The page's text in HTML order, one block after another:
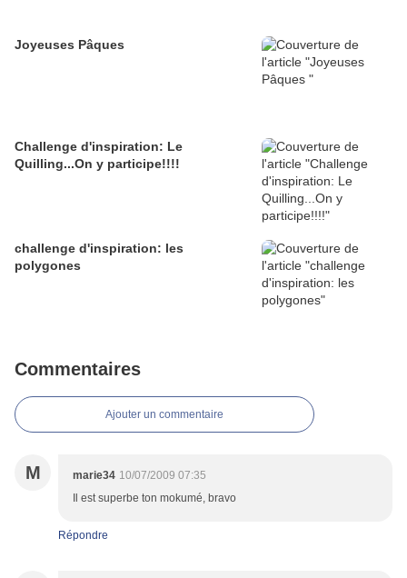
Joyeuses Pâques
Challenge d'inspiration: Le
Quilling...On y participe!!!!
challenge d'inspiration: les
polygones
Commentaires
Ajouter un commentaire
M marie34 10/07/2009 07:35
Il est superbe ton mokumé, bravo
Répondre